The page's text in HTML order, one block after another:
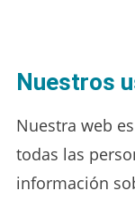
Nuestros
Nuestra web
todas las
información